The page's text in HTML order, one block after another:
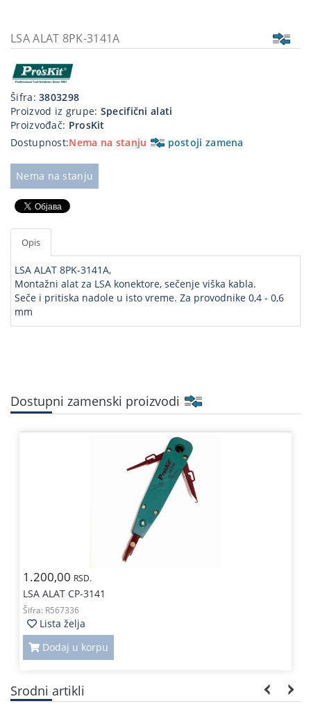
priključci
Kućna
tehnika
Poslovna
Strujni
program
LSA ALAT 8PK-3141A
Šifra:3803298
Proizvod iz grupe: Specifični alati
Proizvođač: ProsKit
Dostupnost:Nema na stanju postoji zamena
Nema na stanju
Opis
LSA ALAT 8PK-3141A,
Montažni alat za LSA konektore, sečenje viška kabla.
Seče i pritiska nadole u isto vreme. Za provodnike 0,4 - 0,6
mm
Dostupni zamenski proizvodi
1.200,00 RSD.
LSA ALAT CP-3141
Šifra: R567336
Lista želja
Dodaj u korpu
Srodni artikli